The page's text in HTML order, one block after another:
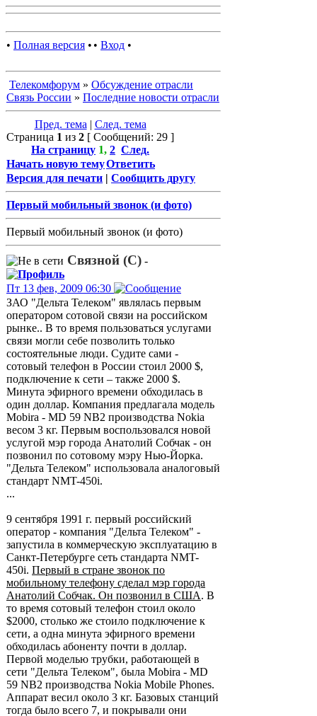
• Полная версия • • Вход •
Телекомфорум » Обсуждение отрасли
Связь России » Последние новости отрасли
Пред. тема | След. тема
Страница 1 из 2 [ Сообщений: 29 ]
На страницу 1, 2 След.
Начать новую темуОтветить
Версия для печати | Сообщить другу
Первый мобильный звонок (и фото)
Первый мобильный звонок (и фото)
Связной (С) -
Пт 13 фев, 2009 06:30
ЗАО "Дельта Телеком" являлась первым
оператором сотовой связи на российском
рынке.. В то время пользоваться услугами
связи могли себе позволить только
состоятельные люди. Судите сами -
сотовый телефон в России стоил 2000 $,
подключение к сети – также 2000 $.
Минута эфирного времени обходилась в
один доллар. Компания предлагала модель
Mobira - MD 59 NB2 производства Nokia
весом 3 кг. Первым воспользовался новой
услугой мэр города Анатолий Собчак - он
позвонил по сотовому мэру Нью-Йорка.
"Дельта Телеком" использовала аналоговый
стандарт NMT-450i.
...
9 сентября 1991 г. первый российский
оператор - компания "Дельта Телеком" -
запустила в коммерческую эксплуатацию в
Санкт-Петербурге сеть стандарта NMT-
450i. Первый в стране звонок по
мобильному телефону сделал мэр города
Анатолий Собчак. Он позвонил в США. В
то время сотовый телефон стоил около
$2000, столько же стоило подключение к
сети, а одна минута эфирного времени
обходилась абоненту почти в доллар.
Первой моделью трубки, работающей в
сети "Дельта Телеком", была Mobira - MD
59 NB2 производства Nokia Mobile Phones.
Аппарат весил около 3 кг. Базовых станций
тогда было всего 7, и покрывали они